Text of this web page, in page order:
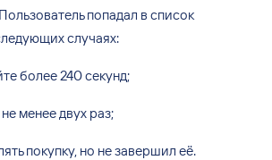
попадал в список
случаях:
более 240секунд;
менее двух раз;
покупку, но незавершил её.